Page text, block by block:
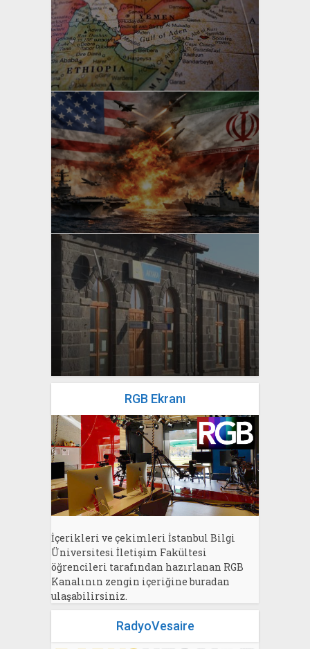
yazan
Bahri Ak
yazan
Bahri Ak
yazan
Bahri Ak
RGB Ekranı
İçerikleri ve çekimleri İstanbul Bilgi
Üniversitesi İletişim Fakültesi
öğrencileri tarafından hazırlanan RGB
Kanalının zengin içeriğine buradan
ulaşabilirsiniz.
RadyoVesaire